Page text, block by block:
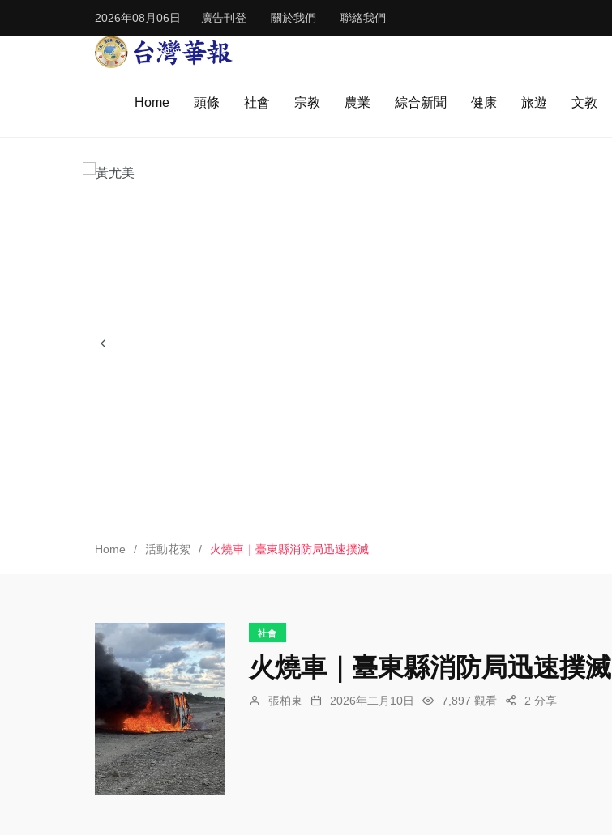
2026年08月06日 廣告刊登 關於我們 聯絡我們
Home 頭條 社會 宗教 農業 綜合新聞 健康 旅遊 文教
Home 活動花絮 火燒車｜臺東縣消防局迅速撲滅
社會
火燒車｜臺東縣消防局迅速撲滅
張柏東 2026年二月10日 7,897 觀看 2 分享